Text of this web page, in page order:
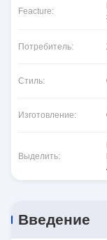
Feacture:
Потребитель:
Стиль:
Изготовление:
Выделить:
Введение